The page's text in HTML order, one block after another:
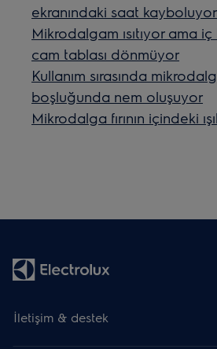
ekranındaki saat kayboluyor
Mikrodalgam ısıtıyor ama
cam tablası dönmüyor
Kullanım sırasında
boşluğunda nem oluşuyor
Mikrodalga fırının içindeki
İletişim & destek